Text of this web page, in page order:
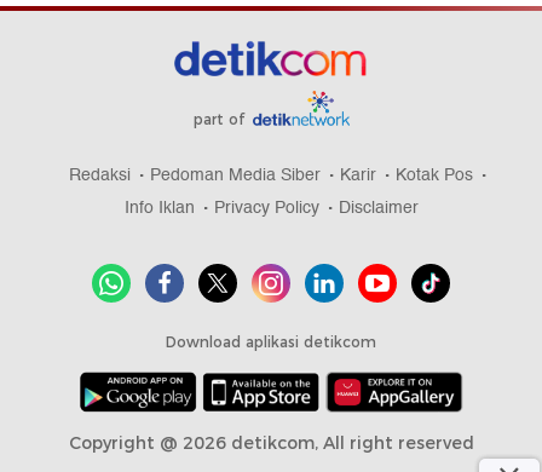
part of
Redaksi Pedoman Media Siber Karir
Kotak Pos
Info Iklan
Privacy Policy Disclaimer
Download aplikasi detikcom
Copyright @ 2026 detikcom, All right reserved